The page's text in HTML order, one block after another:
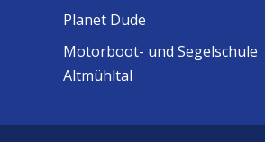
Planet Dude
Motorboot- und Segelschule
Altmühltal